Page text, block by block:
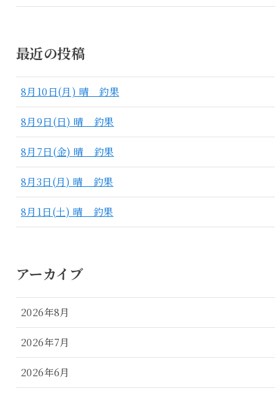
最近の投稿
8月10日(月) 晴 釣果
8月9日(日) 晴 釣果
8月7日(金) 晴 釣果
8月3日(月) 晴 釣果
8月1日(土) 晴 釣果
アーカイブ
2026年8月
2026年7月
2026年6月